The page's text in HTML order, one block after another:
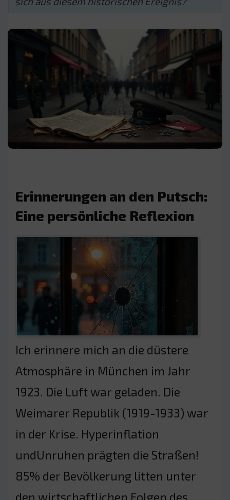
Erinnerungen an den Putsch:
Eine persönliche Reflexion
Ich erinnere mich an die düstere
Atmosphäre in München im Jahr
1923. Die Luft war geladen. Die
Weimarer Republik (1919-1933) war
in der Krise. Hyperinflation
undUnruhen prägten die Straßen!
85% der Bevölkerung litten unter
den wirtschaftlichen Folgen des